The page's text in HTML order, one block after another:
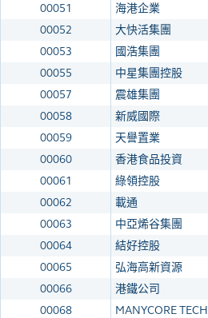
00051
海港企業
00052
大快活集團
00053
國浩集團
00055
中星集團控股
00057
震雄集團
00058
新威國際
00059
天譽置業
00060
香港食品投資
00061
綠領控股
00062
載通
00063
中亞烯谷集團
00064
結好控股
00065
弘海高新資源
00066
港鐵公司
00068
MANYCORE TECH